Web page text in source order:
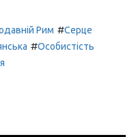
Рим #Серце
#Особистість